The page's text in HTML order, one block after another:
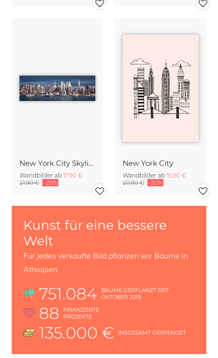
New York City Skyline
Wandbilder ab 17,90 €
21,90 € -20%
New York City
Wandbilder ab 16,90 €
20,90 € -20%
Kunst für eine bessere
Welt
Für jedes verkaufte Bild pflanzen wir Bäume in
Äthiopien
751.084
BÄUME GEPFLANZT SEIT
OKTOBER 2019
88
FINANZIERTE
PROJEKTE
135.000 € INSGESAMT GESPENDET